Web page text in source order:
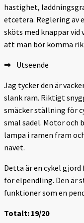
hastighet,
etcetera. Reglering av
sköts med knappar
att man bör komma
⇒Utseende
Jag tycker den är
slank ram. Riktigt
smäcker ställning för
smal sadel. Motor och
lampa i ramen fram
navet.
Detta är en cykel
för elpendling. Den är
funktioner som en
Totalt: 19/20